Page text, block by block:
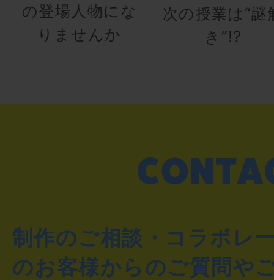
の登場人物にな
りませんか
次の授業は“謎
き”!?
制作のご相談・コラボレ
のお客様からのご質問や